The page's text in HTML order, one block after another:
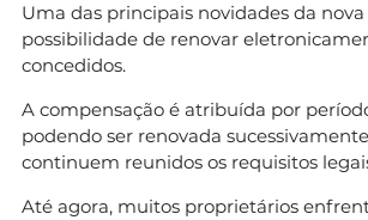
Uma das principais novidades da
possibilidade de renovar
concedidos.
A compensação é atribuída por
podendo ser renovada
continuem reunidos os requisitos
Até agora, muitos proprietários